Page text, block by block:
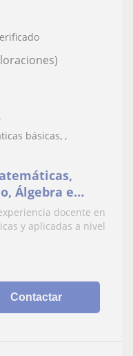
básicas, ,
Álgebra e
docente en
y aplicadas a nivel
Contactar